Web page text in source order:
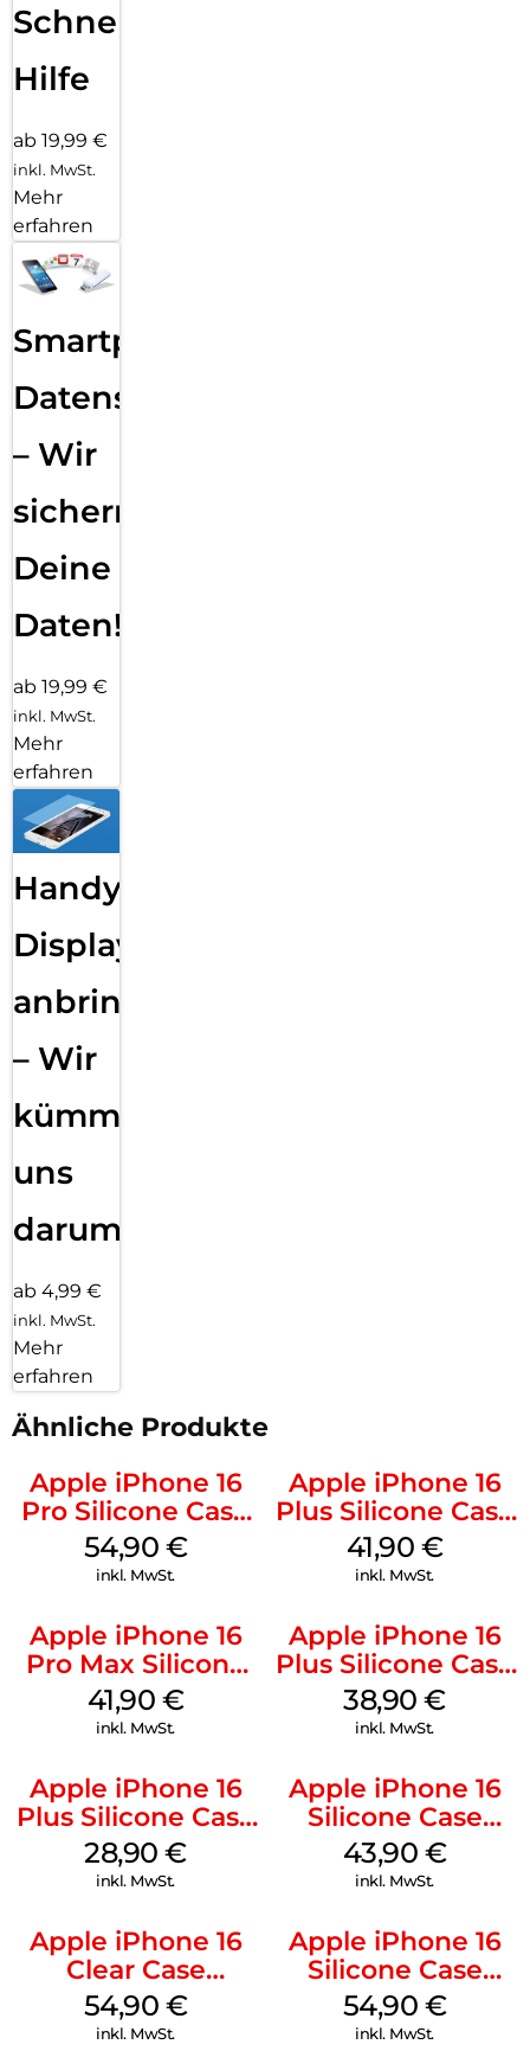
Schnelle
Hilfe
ab 19,99 €
inkl. MwSt.
Mehr
erfahren
Smartphone
Datensicherung
– Wir
sichern
Deine
Daten!
ab 19,99 €
inkl. MwSt.
Mehr
erfahren
Handy
Displayfolie
anbringen
– Wir
kümmern
uns
darum!
ab 4,99 €
inkl. MwSt.
Mehr
erfahren
Ähnliche Produkte
Apple iPhone 16
Pro Silicone Case
MagSafe Black
54,90 €
inkl. MwSt.
Apple iPhone 16
Plus Silicone Case
MagSafe Stone
Gray
41,90 €
inkl. MwSt.
Apple iPhone 16
Pro Max Silicone
Case MagSafe
Ultramarine
41,90 €
inkl. MwSt.
Apple iPhone 16
Plus Silicone Case
MagSafe Denim
38,90€
inkl. MwSt.
Apple iPhone 16
Plus Silicone Case
MagSafe Black
28,90€
inkl. MwSt.
Apple iPhone 16
Silicone Case
MagSafe Plum
43,90 €
inkl. MwSt.
Apple iPhone 16
Clear Case
MagSafe
Transparent
54,90 €
inkl. MwSt.
Apple iPhone 16
Silicone Case
MagSafe Black
54,90 €
inkl. MwSt.